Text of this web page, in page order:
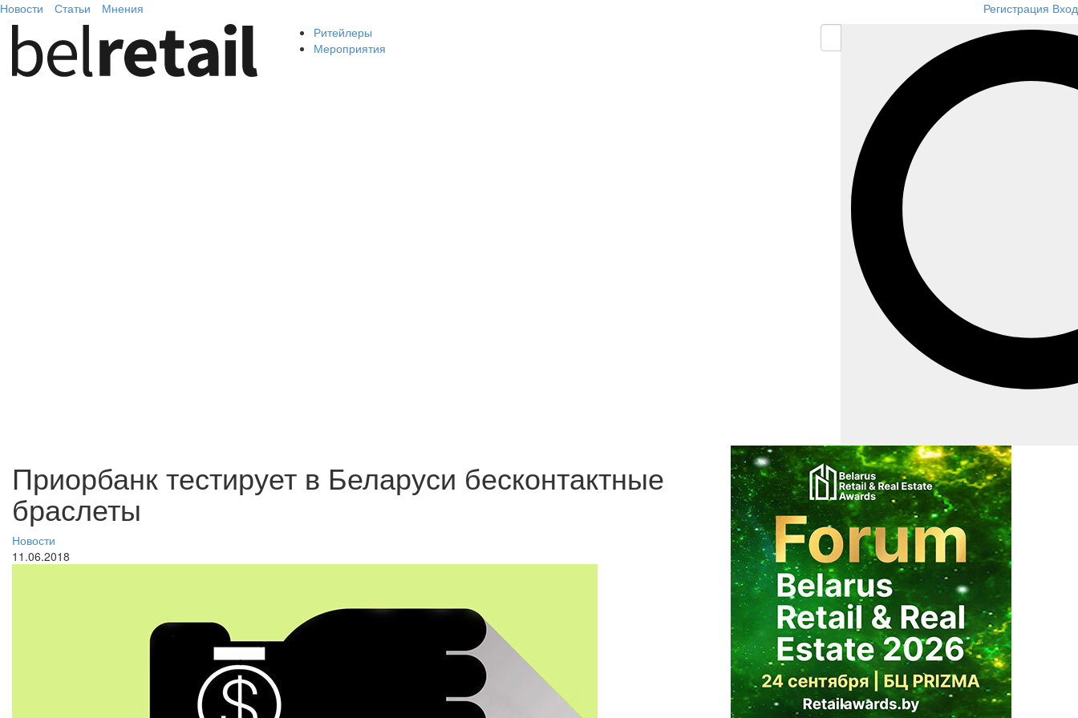
Новости Статьи Мнения Регистрация Вход
Ритейлеры
Мероприятия
Приорбанк тестирует в Беларуси бесконтактные
браслеты
Новости
11.06.2018